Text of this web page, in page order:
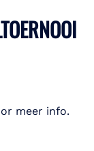
meer info.